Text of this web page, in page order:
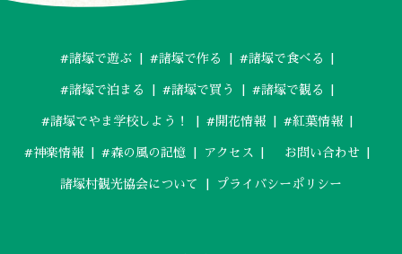
#諸塚で遊ぶ #諸塚で作る #諸塚で食べる
#諸塚で泊まる #諸塚で買う #諸塚で観る
#諸塚でやま学校しよう！ #開花情報 #紅葉情報
#神楽情報 #森の風の記憶 アクセス お問い合わせ
諸塚村観光協会について プライバシーポリシー